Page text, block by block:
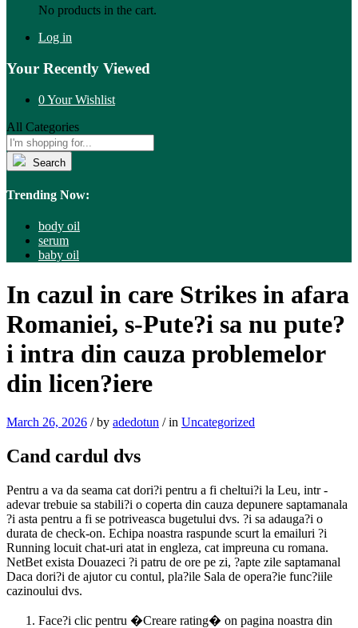
No products in the cart.
Log in
Your Recently Viewed
0Your Wishlist
All Categories
Search
Trending Now:
body oil
serum
baby oil
In cazul in care Strikes in afara
Romaniei, s-Pute?i sa nu pute?
i intra din cauza problemelor
din licen?iere
March 26, 2026 /by adedotun /in Uncategorized
Cand cardul dvs
Pentru a va da seama cat dori?i pentru a fi cheltui?i la Leu, intr -
adevar trebuie sa stabili?i o coperta din cauza depunere saptamanala
?i asta pentru a fi se potriveasca bugetului dvs. ?i sa adauga?i o
durata de check-on. Echipa noastra raspunde scurt la emailuri ?i
Running locuit chat-uri atat in engleza, cat impreuna cu romana.
NetBet exista Douazeci ?i patru de ore pe zi, ?apte zile saptamanal
Daca dori?i de ajutor cu contul, pla?ile Sala de opera?ie func?iile
cazinoului dvs.
Face?i clic pentru �Creare rating� on pagina noastra din